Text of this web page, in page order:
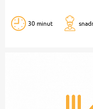
30 minut